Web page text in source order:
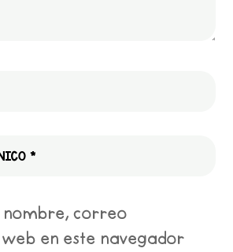
nombre, correo
en este navegador